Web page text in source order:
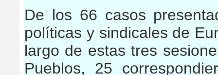
De los 66 casos
políticas y sindicales de
largo de estas tres
Pueblos, 25